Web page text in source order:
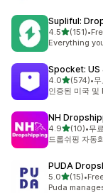
Supliful:
4.5별 5개 중
(151)
총 리뷰 151개
•
Everything
Spocket: US
4.0별 5개 중
(574)
총 리뷰 574개
•무
인증된 미국 및
NH
4.9별 5개 중
(10)
총 리뷰 10개
•무
드롭쉬핑 자동
PUDA
5.0별 5개 중
(15)
총 리뷰 15개
•
Puda